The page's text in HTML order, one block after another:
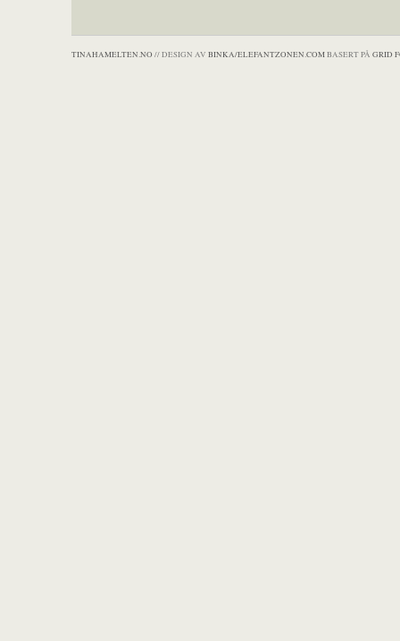
TINAHAMELTEN.NO // DESIGN AV BINKA/ELEFANTZONEN.COMBASERT PÅ GRID